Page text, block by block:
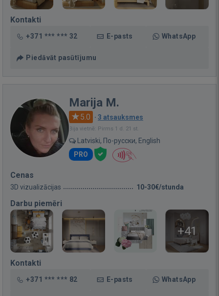
Kontakti
+371 *** *** 32 E-pasts WhatsApp
Piedāvāt pasūtījumu
Marija M.
5.0 · 3 atsauksmes
Bija vietnē: Pirms 1 d. 21 st.
Latviski, По-русски, English
PRO
Cenas
3D vizualizācijas 10-30€/stunda
Darbu piemēri
+41
Kontakti
+371 *** *** 82 E-pasts WhatsApp